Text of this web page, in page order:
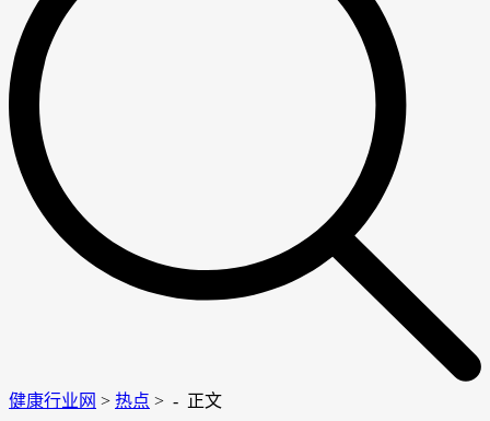
健康行业网 > 热点 > - 正文